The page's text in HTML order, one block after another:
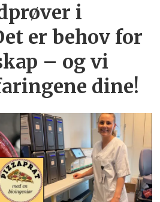
i
er behov for
– og vi
dine!